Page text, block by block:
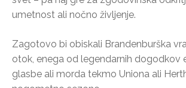
umetnost ali nočno življenje.
Zagotovo bi obiskali Brandenburška
otok, enega od legendarnih dogodkov
glasbe ali morda tekmo Uniona ali